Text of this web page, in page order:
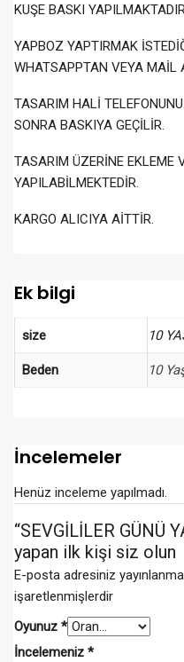
KUŞE BASKI
YAPBOZ YAPTIRMAK
WHATSAPPTAN VEYA MAİL
TASARIM HALİ
SONRA BASKIYA GEÇİLİR.
TASARIM ÜZERİNE EKLEME
YAPILABİLMEKTEDİR.
KARGO ALICIYA AİTTİR.
Ek bilgi
size 10
Beden 10
İncelemeler
Henüz inceleme yapılmadı.
“SEVGİLİLER GÜNÜ
yapan ilk kişi siz olun
E-posta adresiniz
işaretlenmişlerdir
Oyunuz *
İncelemeniz *